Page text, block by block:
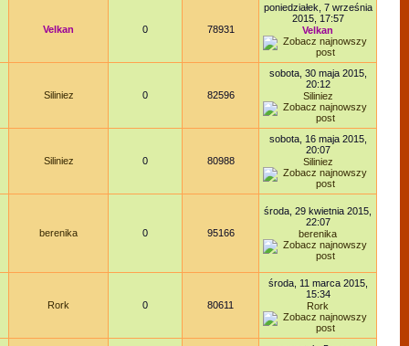
Velkan 0 78931
poniedziałek, 7 września
2015, 17:57
Velkan
Siliniez 0 82596
sobota, 30 maja 2015,
20:12
Siliniez
Siliniez 0 80988
sobota, 16 maja 2015,
20:07
Siliniez
berenika 0 95166
środa, 29 kwietnia 2015,
22:07
berenika
Rork 0 80611
środa, 11 marca 2015,
15:34
Rork